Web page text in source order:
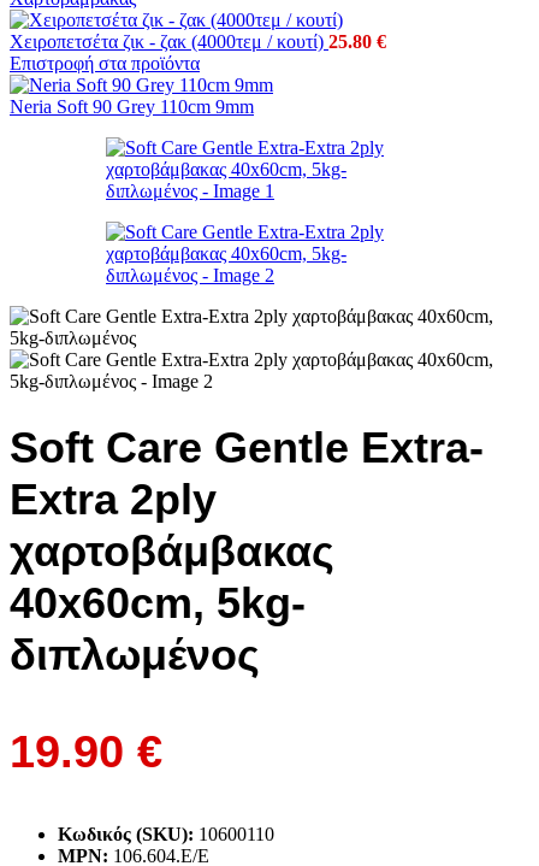
Χειροπετσέτα ζικ - ζακ (4000τεμ / κουτί) 25.80 €
Επιστροφή στα προϊόντα
Neria Soft 90 Grey 110cm 9mm
Soft Care Gentle Extra-
Extra 2ply
χαρτοβάμβακας
40x60cm, 5kg-
διπλωμένος
19.90 €
Κωδικός (SKU): 10600110
MPN: 106.604.E/E